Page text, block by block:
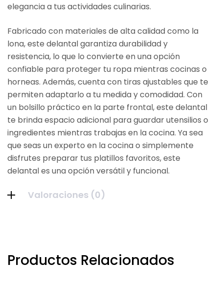
elegancia a tus actividades culinarias.
Fabricado con materiales de alta calidad como la
lona, este delantal garantiza durabilidad y
resistencia, lo que lo convierte en una opción
confiable para proteger tu ropa mientras cocinas o
horneas. Además, cuenta con tiras ajustables que te
permiten adaptarlo a tu medida y comodidad. Con
un bolsillo práctico en la parte frontal, este delantal
te brinda espacio adicional para guardar utensilios o
ingredientes mientras trabajas en la cocina. Ya sea
que seas un experto en la cocina o simplemente
disfrutes preparar tus platillos favoritos, este
delantal es una opción versátil y funcional.
Valoraciones (0)
Productos Relacionados